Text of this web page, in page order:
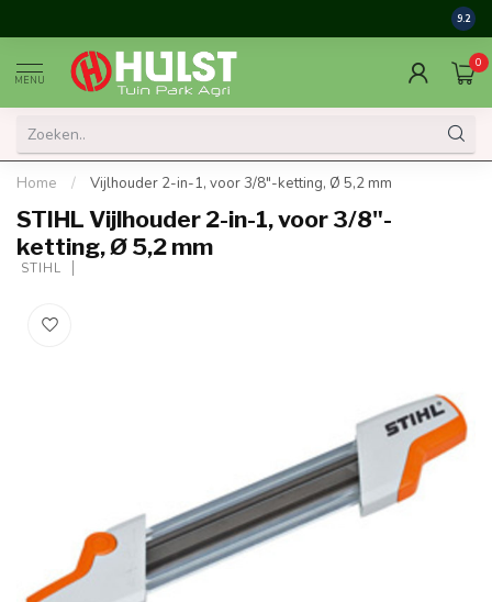
9.2
MENU
0
Home / Vijlhouder 2-in-1, voor 3/8"-ketting, Ø 5,2 mm
STIHL Vijlhouder 2-in-1, voor 3/8"-
ketting, Ø 5,2 mm
STIHL